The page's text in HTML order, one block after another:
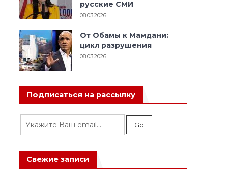
русские СМИ
08.03.2026
От Обамы к Мамдани:
цикл разрушения
08.03.2026
Подписаться на рассылку
Свежие записи